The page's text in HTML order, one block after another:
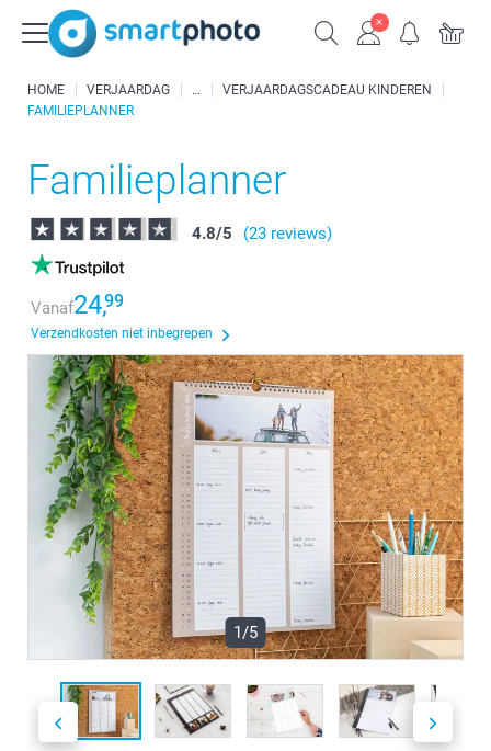
HOME VERJAARDAG
VERJAARDAGSCADEAU KINDEREN
FAMILIEPLANNER
Familieplanner
4.8/5 (23 reviews)
Vanaf24,99
Verzendkosten niet inbegrepen
1/5